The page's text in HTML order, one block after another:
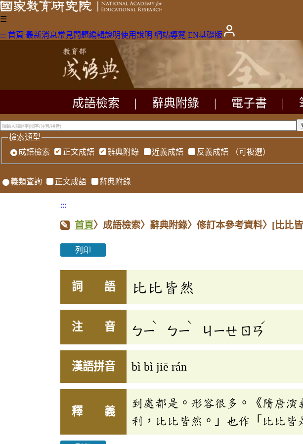
☰
::: 首頁 最新消息常見問題編輯說明使用說明 網站導覽 EN基礎版
成語檢索 辭典附錄 電子書
檢索類型
成語檢索
正文成語 辭典附錄 近義成語 反義成語 （可複選）
義類查詢 正文成語 辭典附錄
:::
首頁〉成語檢索〉辭典附錄〉修訂本參考資料〉 [比比
列印
詞 語 比比皆然
注 音 ㄅㄧ
ˋ
ㄅㄧ
ˋ
ㄐㄧㄝ ㄖㄢ
ˊ
漢語拼音 bì bì jiē rán
釋 義
到處都是。形容很多。《隋唐
利，比比皆然。」也作「比比皆